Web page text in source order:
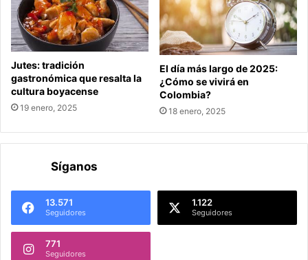
Jutes: tradición
gastronómica que resalta la
cultura boyacense
19 enero, 2025
El día más largo de 2025:
¿Cómo se vivirá en
Colombia?
18 enero, 2025
Síganos
13.571
Seguidores
1.122
Seguidores
771
Seguidores